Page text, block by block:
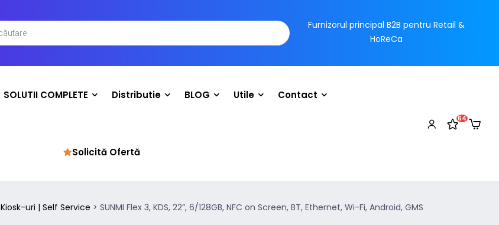
Furnizorul principal B2B pentru Retail &
HoReCa
SOLUTII COMPLETE Distributie BLOG Utile Contact
Solicită Ofertă
64
Kiosk-uri | Self Service > SUNMI Flex 3, KDS, 22”, 6/128GB, NFC on Screen, BT, Ethernet, Wi-Fi, Android, GMS